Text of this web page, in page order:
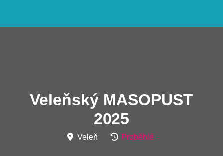
Veleňský MASOPUST
2025
Veleň Proběhlé